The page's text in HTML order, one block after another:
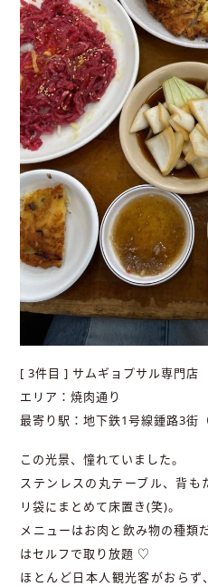
[ 3件目 ] サムギョプサル専門店
エリア：焼肉通り
最寄り駅：地下鉄1号線鍾路3街
この光景、憧れていました。
ステンレスの丸テーブル、背
リ袋にまとめて床置き(笑)。
メニューはお肉と飲み物の種類
はセルフで取り放題 ♡
ほとんど日本人観光客がおら